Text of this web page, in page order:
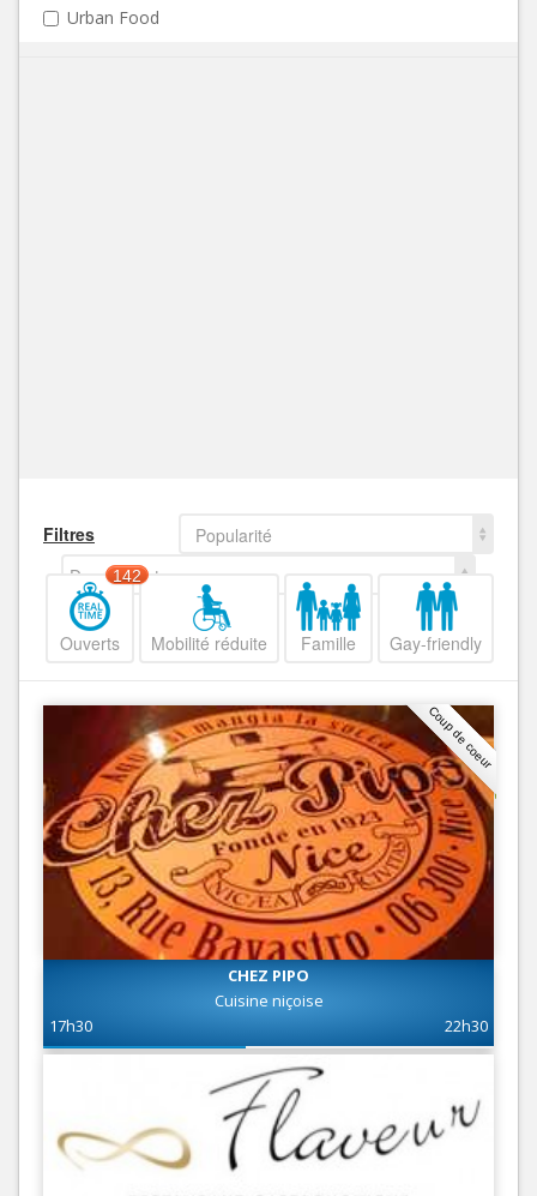
Urban Food
Filtres
Popularité
Decroissant
Ouverts
142
Mobilité réduite Famille Gay-friendly
Coup de coeur
CHEZ PIPO
Cuisine niçoise
17h30
22h30